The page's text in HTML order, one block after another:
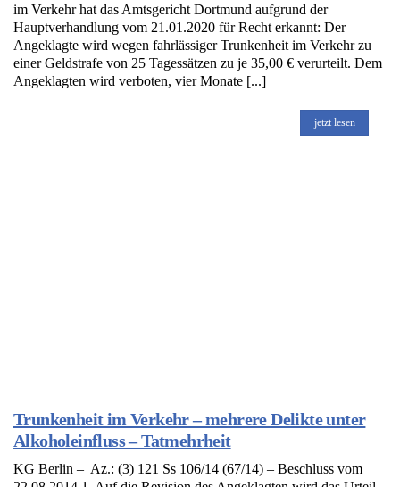
im Verkehr hat das Amtsgericht Dortmund aufgrund der
Hauptverhandlung vom 21.01.2020 für Recht erkannt: Der
Angeklagte wird wegen fahrlässiger Trunkenheit im Verkehr zu
einer Geldstrafe von 25 Tagessätzen zu je 35,00 € verurteilt. Dem
Angeklagten wird verboten, vier Monate [...]
jetzt lesen
Trunkenheit im Verkehr – mehrere Delikte unter
Alkoholeinfluss – Tatmehrheit
KG Berlin – Az.: (3) 121 Ss 106/14 (67/14) – Beschluss vom